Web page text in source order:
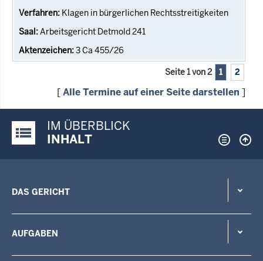
Klagen in bürgerlichen Rechtsstreitigkeiten
Arbeitsgericht Detmold 241
3 Ca 455/26
Seite 1 von 2 1 2
[Alle Termine auf einer Seite darstellen ]
Justiz-Portal im Überblick:
IM ÜBERBLICK
INHALT
DAS GERICHT
AUFGABEN